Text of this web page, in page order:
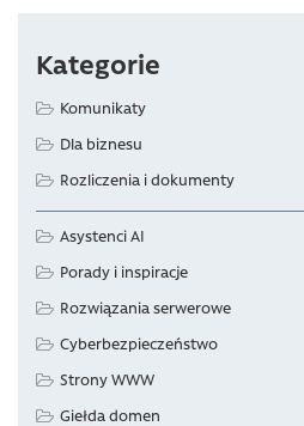
Kategorie
Komunikaty
Dla biznesu
Rozliczenia i dokumenty
Asystenci AI
Porady i inspiracje
Rozwiązania serwerowe
Cyberbezpieczeństwo
Strony WWW
Giełda domen